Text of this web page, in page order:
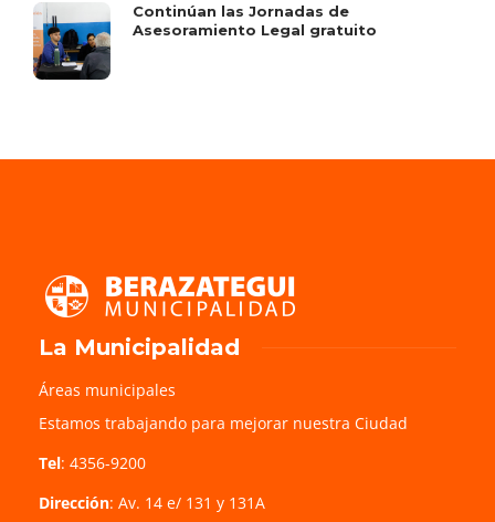
Continúan las Jornadas de
Asesoramiento Legal gratuito
La Municipalidad
Áreas municipales
Estamos trabajando para mejorar nuestra Ciudad
Tel: 4356-9200
Dirección: Av. 14 e/ 131 y 131A